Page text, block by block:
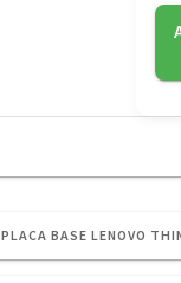
POST
PLACA BASE LENOVO